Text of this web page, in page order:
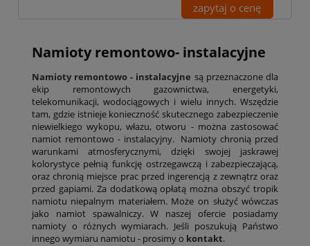
zapytaj o cenę
Namioty remontowo- instalacyjne
Namioty remontowo - instalacyjne są przeznaczone dla
ekip remontowych gazownictwa, energetyki,
telekomunikacji, wodociągowych i wielu innych. Wszędzie
tam, gdzie istnieje konieczność skutecznego zabezpieczenie
niewielkiego wykopu, włazu, otworu - można zastosować
namiot remontowo - instalacyjny. Namioty chronią przed
warunkami atmosferycznymi, dzięki swojej jaskrawej
kolorystyce pełnią funkcję ostrzegawczą i zabezpieczającą,
oraz chronią miejsce prac przed ingerencją z zewnątrz oraz
przed gapiami. Za dodatkową opłatą można obszyć tropik
namiotu niepalnym materiałem. Może on służyć wówczas
jako namiot spawalniczy. W naszej ofercie posiadamy
namioty o różnych wymiarach. Jeśli poszukują Państwo
innego wymiaru namiotu - prosimy o kontakt.